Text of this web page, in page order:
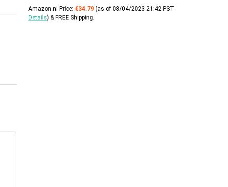
Amazon.nl Price: €34.79 (as of 08/04/2023 21:42 PST-
Details) & FREE Shipping.